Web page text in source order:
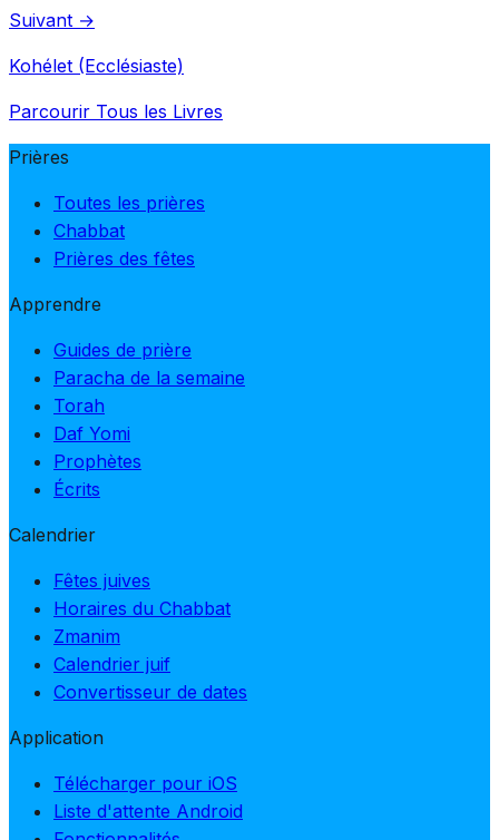
Suivant →
Kohélet (Ecclésiaste)
Parcourir Tous les Livres
Prières
Toutes les prières
Chabbat
Prières des fêtes
Apprendre
Guides de prière
Paracha de la semaine
Torah
Daf Yomi
Prophètes
Écrits
Calendrier
Fêtes juives
Horaires du Chabbat
Zmanim
Calendrier juif
Convertisseur de dates
Application
Télécharger pour iOS
Liste d'attente Android